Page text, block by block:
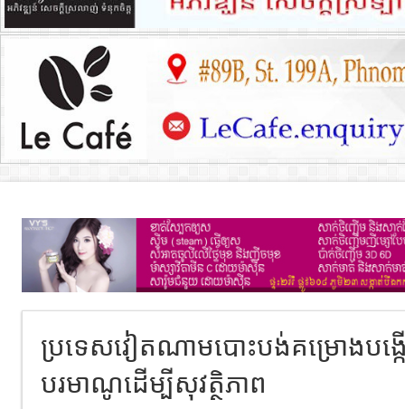
ប្រទេសវៀតណាមបោះបង់គម្រោងបង្ក
បរមាណូដើម្បីសុវត្ថិភាព